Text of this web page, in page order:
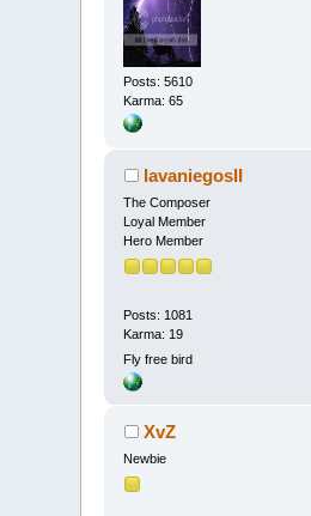
Posts: 5610
Karma: 65
lavaniegosII
The Composer
Loyal Member
Hero Member
Posts: 1081
Karma: 19
Fly free bird
XvZ
Newbie